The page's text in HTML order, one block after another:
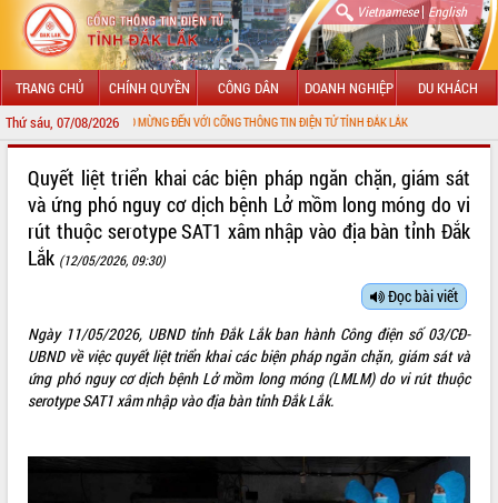
Vietnamese| English
TRANG CHỦ CHÍNH QUYỀN CÔNG DÂN DOANH NGHIỆP DU KHÁCH
Thứ sáu, 07/08/2026
CHÀO MỪNG ĐẾN VỚI CỔNG THÔNG TIN ĐIỆN TỬ TỈNH ĐẮK LẮK
LÃNH ĐẠO UBND TỈNH
TIN TỨC SỰ KIỆN
UBND CÁC XÃ, PHƯỜNG
THÔNG TIN CHỈ ĐẠO ĐIỀU HÀNH
Quyết liệt triển khai các biện pháp ngăn chặn, giám sát
và ứng phó nguy cơ dịch bệnh Lở mồm long móng do vi
rút thuộc serotype SAT1 xâm nhập vào địa bàn tỉnh Đắk
Lắk (12/05/2026, 09:30)
Đọc bài viết
Ngày 11/05/2026, UBND tỉnh Đắk Lắk ban hành Công điện số 03/CĐ-
UBND về việc quyết liệt triển khai các biện pháp ngăn chặn, giám sát và
ứng phó nguy cơ dịch bệnh Lở mồm long móng (LMLM) do vi rút thuộc
serotype SAT1 xâm nhập vào địa bàn tỉnh Đắk Lắk.